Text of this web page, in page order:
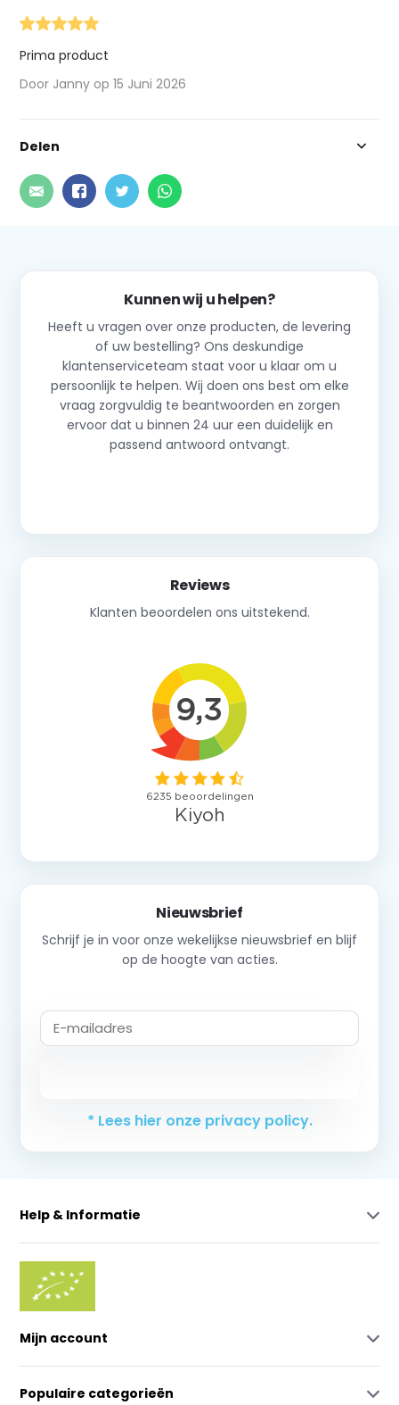
Prima product
Door Janny op 15 Juni 2026
Delen
Kunnen wij u helpen?
Heeft u vragen over onze producten, de levering
of uw bestelling? Ons deskundige
klantenserviceteam staat voor u klaar om u
persoonlijk te helpen. Wij doen ons best om elke
vraag zorgvuldig te beantwoorden en zorgen
ervoor dat u binnen 24 uur een duidelijk en
passend antwoord ontvangt.
Reviews
Klanten beoordelen ons uitstekend.
Nieuwsbrief
Schrijf je in voor onze wekelijkse nieuwsbrief en blijf
op de hoogte van acties.
* Lees hier onze privacy policy.
Help & Informatie
Mijn account
Populaire categorieën